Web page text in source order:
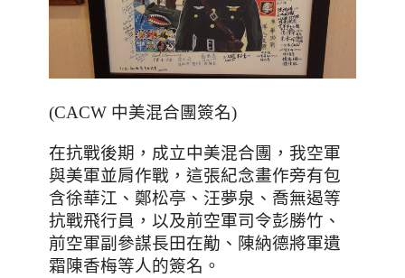
(CACW 中美混合團簽名)
在抗戰後期 ，成立中美混合團 ，我空軍
與美軍並肩作戰 ，這張紀念畫作旁有包
含徐華江、鄭松亭、汪夢泉、喬無遏等
抗戰飛行員，以及前空軍司令彭勝竹 、
前空軍副參謀長田在勱、陳納德將軍遺
霜陳香梅等人的簽名。